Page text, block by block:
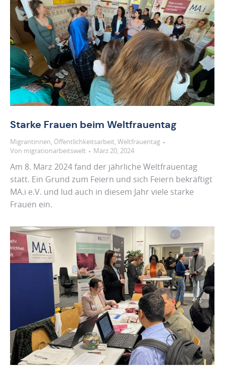
Starke Frauen beim Weltfrauentag
Migrantinnen, Öffentlichkeitsarbeit, Weltfrauentag
Von migrationarbeitswelt März 20, 2024
Am 8. März 2024 fand der jährliche Weltfrauentag
statt. Ein Grund zum Feiern und sich Feiern bekräftigt
MA.i e.V. und lud auch in diesem Jahr viele starke
Frauen ein.